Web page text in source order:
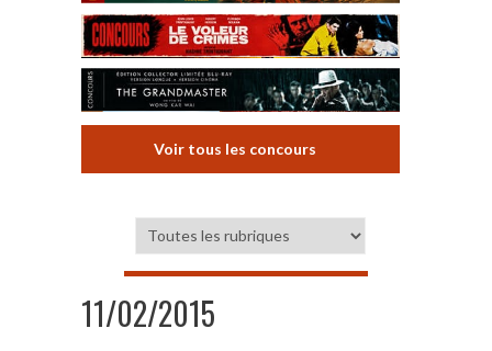
Voir tous les concours
11/02/2015